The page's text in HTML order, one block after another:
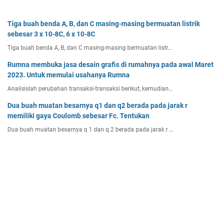
Tiga buah benda A, B, dan C masing-masing bermuatan listrik
sebesar 3 x 10-8C, 6 x 10-8C
Tiga buah benda A, B, dan C masing-masing bermuatan listr…
Rumna membuka jasa desain grafis di rumahnya pada awal Maret
2023. Untuk memulai usahanya Rumna
Analisislah perubahan transaksi-transaksi berikut, kemudian…
Dua buah muatan besarnya q1 dan q2 berada pada jarak r
memiliki gaya Coulomb sebesar Fc. Tentukan
Dua buah muatan besarnya q 1 dan q 2 berada pada jarak r …